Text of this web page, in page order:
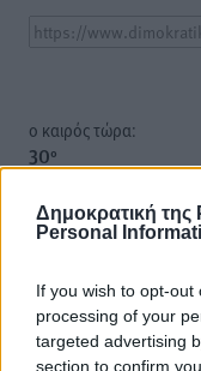
Δημοκρατική της
Personal
If you wish to opt-
processing of your
targeted advertising
section to confirm
o καιρός τώρα:
30°
83%
Δ
30°/32°
06:18